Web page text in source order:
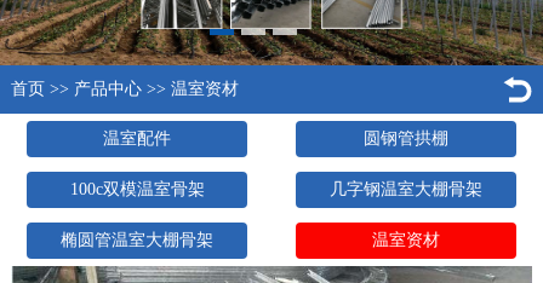
首页 >> 产品中心>> 温室资材
温室配件 圆钢管拱棚
100c双模温室骨架 几字钢温室大棚骨架
椭圆管温室大棚骨架 温室资材